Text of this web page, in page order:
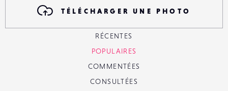
TÉLÉCHARGER UNE PHOTO
RÉCENTES
POPULAIRES
COMMENTÉES
CONSULTÉES